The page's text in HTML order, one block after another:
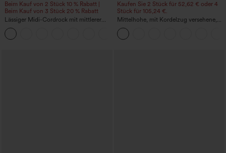
Beim Kauf von 2 Stück 10 % Rabatt |
Beim Kauf von 3 Stück 20 % Rabatt
Lässiger Midi-Cordrock mit mittlerer
Bundhöhe und vorderseitiger
Klapptasche
Kaufen Sie 2 Stück für 52,62 € oder 4
Stück für 105,24 €.
Mittelhohe, mit Kordelzug versehene,
schnelltrocknende Golfhose mit schmal
zulaufendem Schnitt, abgerundetem
Saum und Taschen – UPF 40+